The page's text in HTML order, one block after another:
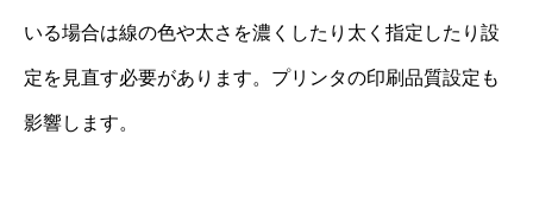
いる場合は線の色や太さを濃くしたり太く指定したり設
定を見直す必要があります。プリンタの印刷品質設定も
影響します。